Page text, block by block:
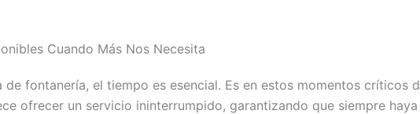
Cuando Más Nos Necesita
de fontanería, el tiempo es esencial. Es en estos momentos críticos
ofrecer un servicio ininterrumpido, garantizando que siempre